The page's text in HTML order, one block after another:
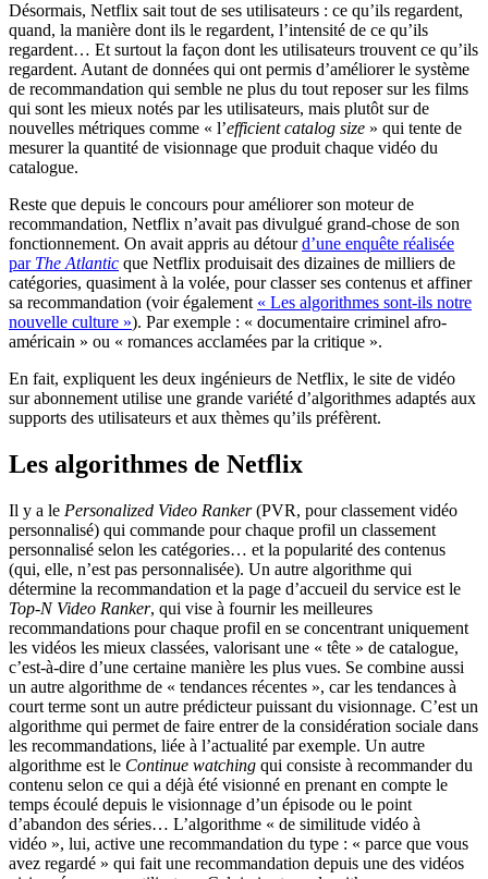
Désormais, Netflix sait tout de ses utilisateurs : ce qu’ils regardent,
quand, la manière dont ils le regardent, l’intensité de ce qu’ils
regardent… Et surtout la façon dont les utilisateurs trouvent ce qu’ils
regardent. Autant de données qui ont permis d’améliorer le système
de recommandation qui semble ne plus du tout reposer sur les films
qui sont les mieux notés par les utilisateurs, mais plutôt sur de
nouvelles métriques comme « l’efficient catalog size » qui tente de
mesurer la quantité de visionnage que produit chaque vidéo du
catalogue.
Reste que depuis le concours pour améliorer son moteur de
recommandation, Netflix n’avait pas divulgué grand-chose de son
fonctionnement. On avait appris au détourd’une enquête réalisée
par The Atlantic que Netflix produisait des dizaines de milliers de
catégories, quasiment à la volée, pour classer ses contenus et affiner
sa recommandation (voir également « Les algorithmes sont-ils notre
nouvelle culture »). Par exemple : « documentaire criminel afro-
américain » ou « romances acclamées par la critique ».
En fait, expliquent les deux ingénieurs de Netflix, le site de vidéo
sur abonnement utilise une grande variété d’algorithmes adaptés aux
supports des utilisateurs et aux thèmes qu’ils préfèrent.
Les algorithmes de Netflix
Il y a le Personalized Video Ranker(PVR, pour classement vidéo
personnalisé) qui commande pour chaque profil un classement
personnalisé selon les catégories… et la popularité des contenus
(qui, elle, n’est pas personnalisée). Un autre algorithme qui
détermine la recommandation et la page d’accueil du service est le
Top-N Video Ranker, qui vise à fournir les meilleures
recommandations pour chaque profil en se concentrant uniquement
les vidéos les mieux classées, valorisant une « tête » de catalogue,
c’est-à-dire d’une certaine manière les plus vues. Se combine aussi
un autre algorithme de « tendances récentes », car les tendances à
court terme sont un autre prédicteur puissant du visionnage. C’est un
algorithme qui permet de faire entrer de la considération sociale dans
les recommandations, liée à l’actualité par exemple. Un autre
algorithme est le Continue watching qui consiste à recommander du
contenu selon ce qui a déjà été visionné en prenant en compte le
temps écoulé depuis le visionnage d’un épisode ou le point
d’abandon des séries… L’algorithme « de similitude vidéo à
vidéo », lui, active une recommandation du type : « parce que vous
avez regardé » qui fait une recommandation depuis une des vidéos